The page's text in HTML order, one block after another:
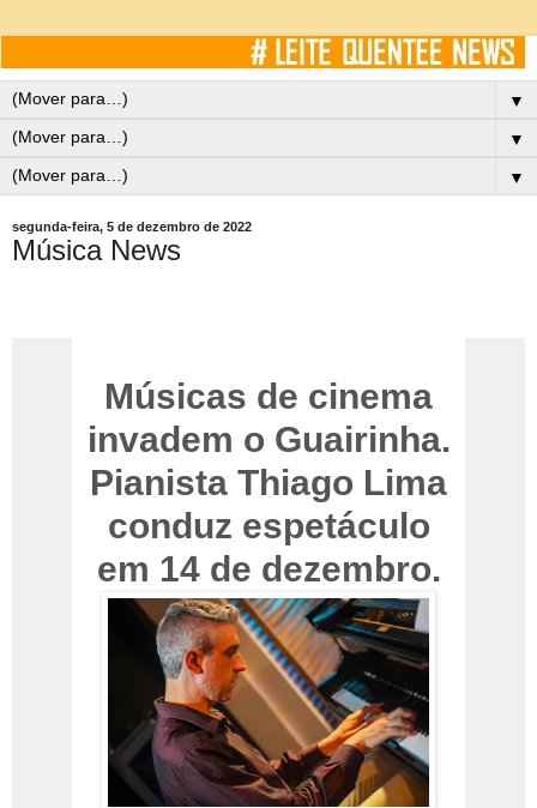
▼
▼
▼
segunda-feira, 5 de dezembro de 2022
Música News
Músicas de cinema
invadem o Guairinha.
Pianista Thiago Lima
conduz espetáculo
em 14 de dezembro.